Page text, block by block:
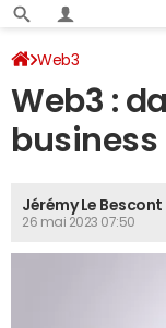
Web3
Web3 :
Jérémy Le Bescont
26 mai 2023 07:50